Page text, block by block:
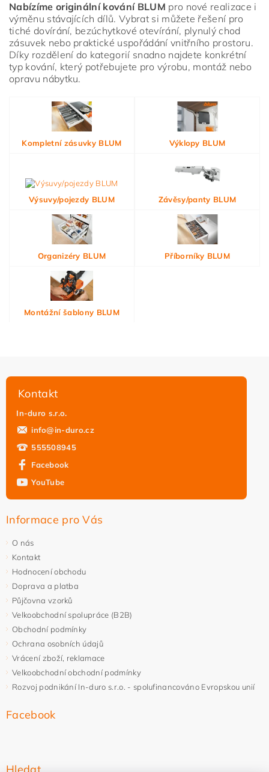
Vložením hodnocení souhlasíte s
osobních údajů
Nabízíme originální kování BLUM pro nové realizace i
výměnu stávajících dílů. Vybrat si můžete řešení pro
tiché dovírání, bezúchytkové otevírání, plynulý chod
zásuvek nebo praktické uspořádání vnitřního prostoru.
Díky rozdělení do kategorií snadno najdete konkrétní
typ kování, který potřebujete pro výrobu, montáž nebo
opravu nábytku.
Kompletní zásuvky BLUM Výklopy BLUM
Výsuvy/pojezdy BLUM Závěsy/panty BLUM
Organizéry BLUM Příborníky BLUM
Montážní šablony BLUM
Kontakt
In-duro s.r.o.
info@in-duro.cz
555508945
Facebook
YouTube
Informace pro Vás
O nás
Kontakt
Hodnocení obchodu
Doprava a platba
Půjčovna vzorků
Velkoobchodní spolupráce (B2B)
Obchodní podmínky
Ochrana osobních údajů
Vrácení zboží, reklamace
Velkoobchodní obchodní podmínky
Rozvoj podnikání In-duro s.r.o. - spolufinancováno Evropskou unií
Facebook